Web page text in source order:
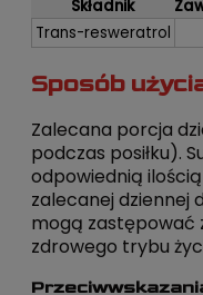
Składnik
Trans-resweratrol
Sposób
Zalecana porcja
podczas posiłku).
odpowiednią
zalecanej dziennej
mogą zastępować
zdrowego trybu